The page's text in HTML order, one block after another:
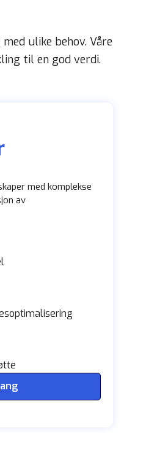
ulike behov. Våre
til en god verdi.
med komplekse
av